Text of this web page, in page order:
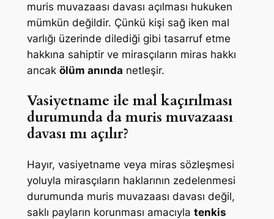
muris muvazaası davası açılması hukuken
mümkün değildir. Çünkü kişi sağ iken mal
varlığı üzerinde dilediği gibi tasarruf etme
hakkına sahiptir ve mirasçıların miras hakkı
ancak ölüm anında netleşir.
Vasiyetname ile mal kaçırılması
durumunda da muris muvazaası
davası mı açılır?
Hayır, vasiyetname veya miras sözleşmesi
yoluyla mirasçıların haklarının zedelenmesi
durumunda muris muvazaası davası değil,
saklı payların korunması amacıyla tenkis